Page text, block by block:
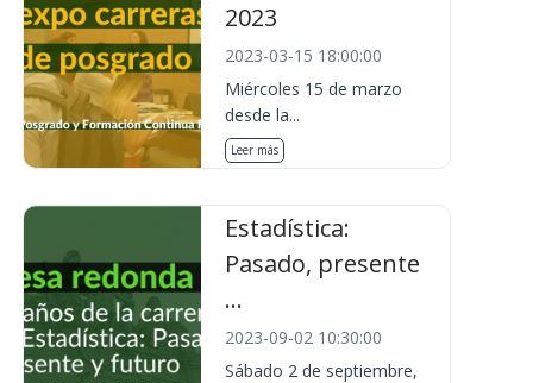
2023
2023-03-15 18:00:00
Miércoles 15 de marzo
desde la...
Leer más
Estadística:
Pasado, presente
...
2023-09-02 10:30:00
Sábado 2 de septiembre,